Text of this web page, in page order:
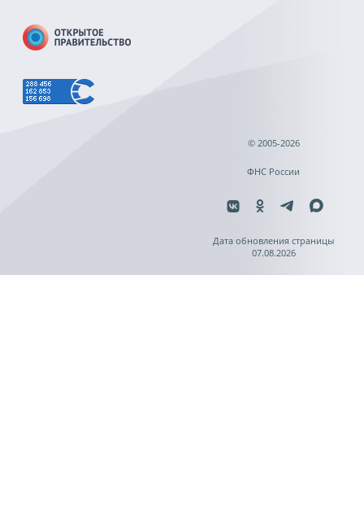
© 2005-2026
ФНС России
Дата обновления страницы
07.08.2026